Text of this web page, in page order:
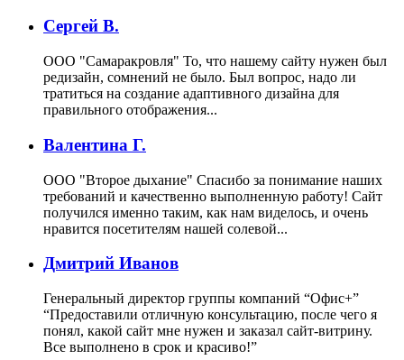
Сергей В.
ООО "Самаракровля" То, что нашему сайту нужен был
редизайн, сомнений не было. Был вопрос, надо ли
тратиться на создание адаптивного дизайна для
правильного отображения...
Валентина Г.
ООО "Второе дыхание" Спасибо за понимание наших
требований и качественно выполненную работу! Сайт
получился именно таким, как нам виделось, и очень
нравится посетителям нашей солевой...
Дмитрий Иванов
Генеральный директор группы компаний “Офис+”
“Предоставили отличную консультацию, после чего я
понял, какой сайт мне нужен и заказал сайт-витрину.
Все выполнено в срок и красиво!”